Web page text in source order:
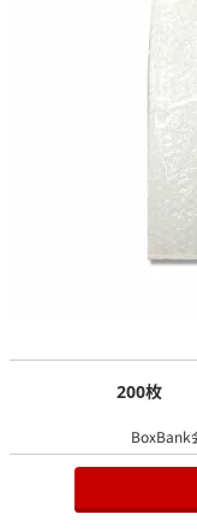
200枚
BoxBank